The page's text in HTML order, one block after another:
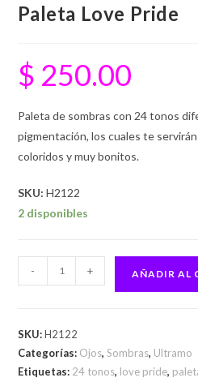
Paleta Love Pride
$ 250.00
Paleta de sombras con 24 tonos
pigmentación, los cuales te
coloridos y muy bonitos.
SKU:H2122
2 disponibles
- + AÑADIR AL
SKU:H2122
Categorías: Ojos,Sombras, Ultramo
Etiquetas: 24 tonos, love pride,